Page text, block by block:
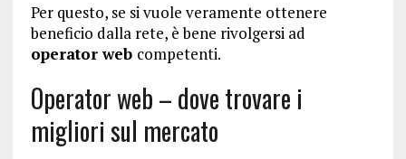
Per questo, se si vuole veramente ottenere
beneficio dalla rete, è bene rivolgersi ad
operator web competenti.
Operator web – dove trovare i
migliori sul mercato